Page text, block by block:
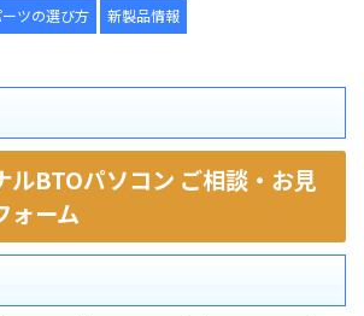
ーツの選び方 新製品情報
ルBTOパソコン ご相談・お見
ォーム